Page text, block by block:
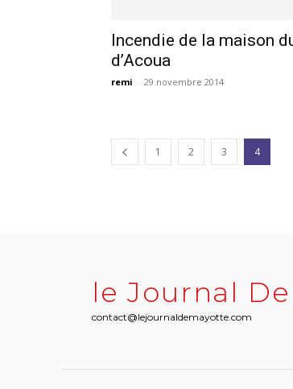
Incendie de la maison
d’Acoua
remi - 29 novembre 2014
1 2 3 4
le Journal
contact@lejournaldemayotte.com